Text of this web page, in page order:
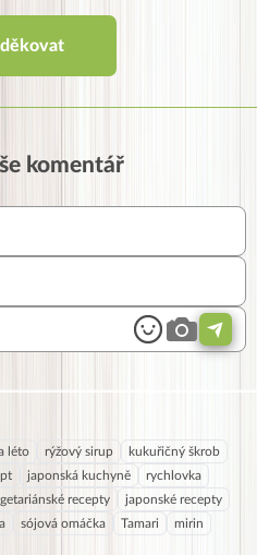
komentář
léto rýžový sirup
kukuřičný škrob
japonská kuchyně
rychlovka
recepty
japonské recepty
sójová omáčka Tamari mirin